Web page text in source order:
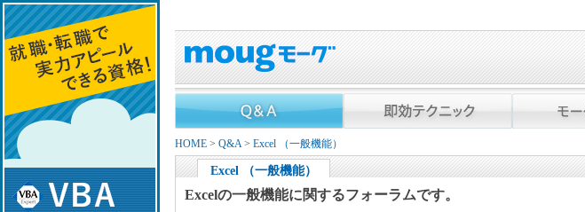
HOME > Q&A> Excel （一般機能）
Excel （一般機能）
Excelの一般機能に関するフォーラムです。